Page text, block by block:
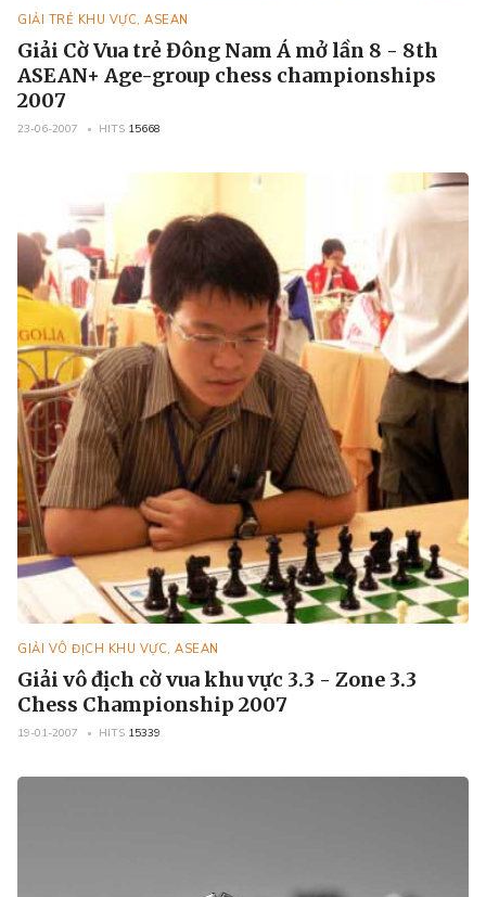
GIẢI TRẺ KHU VỰC, ASEAN
Giải Cờ Vua trẻ Đông Nam Á mở lần 8 - 8th
ASEAN+ Age-group chess championships
2007
23-06-2007 HITS 15668
GIẢI VÔ ĐỊCH KHU VỰC, ASEAN
Giải vô địch cờ vua khu vực 3.3 - Zone 3.3
Chess Championship 2007
19-01-2007 HITS 15339